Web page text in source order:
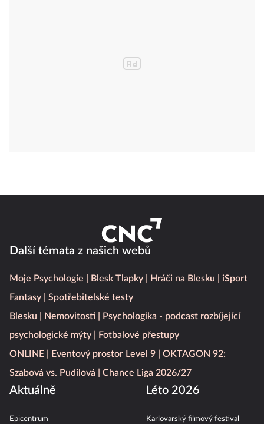
Další témata z našich webů
Moje Psychologie Blesk Tlapky Hráči na Blesku
iSport
Fantasy
Spotřebitelské testy
Blesku
Nemovitosti
Psychologika - podcast rozbíjející
psychologické mýty
Fotbalové přestupy
ONLINE
Eventový prostor Level 9
OKTAGON 92:
Szabová vs. Pudilová
Chance Liga 2026/27
Aktuálně
Epicentrum
Léto 2026
Karlovarský filmový festival